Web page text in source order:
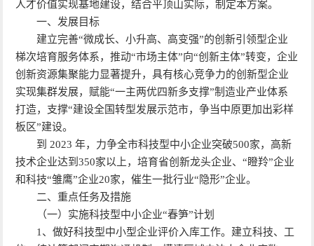
人才价值实现基地建设，结合平顶山实际，制定本方案。
一、发展目标
建立完善“微成长、小升高、高变强”的创新引领型企业
梯次培育服务体系，推动“市场主体”向“创新主体”转变，企业
创新资源集聚能力显著提升，具有核心竞争力的创新型企业
实现集群发展，赋能“一主两优四新多支撑”制造业产业体系
打造，支撑“建设全国转型发展示范市，争当中原更加出彩样
板区”建设。
到 2023 年，力争全市科技型中小企业突破500家，高新
技术企业达到350家以上，培育省创新龙头企业、“瞪羚”企业
和科技“雏鹰”企业20家，催生一批行业“隐形”企业。
二、重点任务及措施
（一）实施科技型中小企业“春笋”计划
1、做好科技型中小型企业评价入库工作。建立科技、工